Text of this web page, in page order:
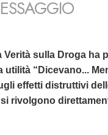
Verità sulla Droga ha
“Dicevano...
effetti distruttivi
rivolgono